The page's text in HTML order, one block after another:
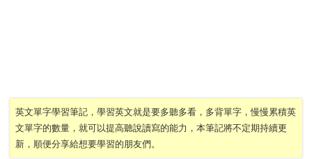
英文單字學習筆記，學習英文就是要多聽多看，多背單字，慢慢累積英
文單字的數量，就可以提高聽說讀寫的能力，本筆記將不定期持續更
新，順便分享給想要學習的朋友們。